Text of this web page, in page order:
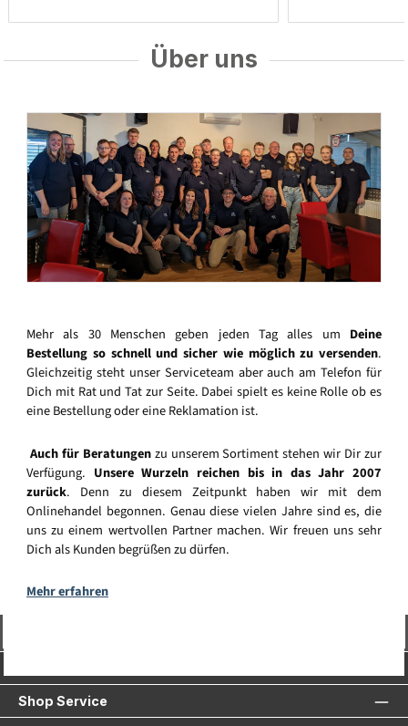
Über uns
Mehr als 30 Menschen geben jeden Tag alles um Deine
Bestellung so schnell und sicher wie möglich zu versenden.
Gleichzeitig steht unser Serviceteam aber auch am Telefon für
Dich mit Rat und Tat zur Seite. Dabei spielt es keine Rolle ob es
eine Bestellung oder eine Reklamation ist.
Auch für Beratungenzu unserem Sortiment stehen wir Dir zur
Verfügung. Unsere Wurzeln reichen bis in das Jahr 2007
zurück. Denn zu diesem Zeitpunkt haben wir mit dem
Onlinehandel begonnen. Genau diese vielen Jahre sind es, die
uns zu einem wertvollen Partner machen. Wir freuen uns sehr
Dich als Kunden begrüßen zu dürfen.
Mehr erfahren
Shop Service